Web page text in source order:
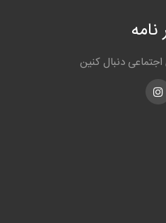
نامه
دنبال کنین
Instagram